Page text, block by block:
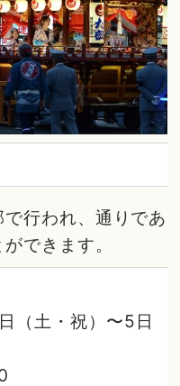
行われ、通りであ
できます。
（土・祝）〜5日